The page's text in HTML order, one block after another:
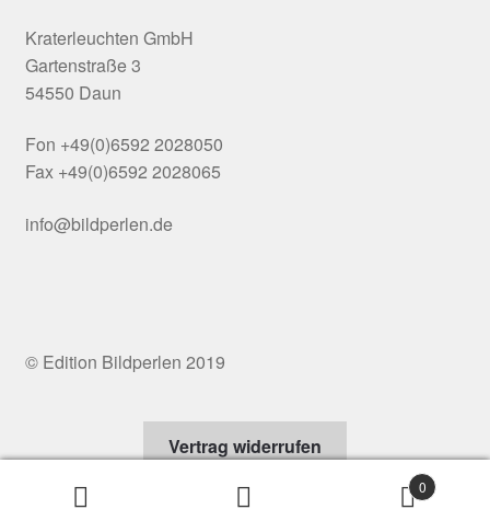
Kraterleuchten GmbH
Gartenstraße 3
54550 Daun
Fon +49(0)6592 2028050
Fax +49(0)6592 2028065
info@bildperlen.de
© Edition Bildperlen 2019
Vertrag widerrufen
0